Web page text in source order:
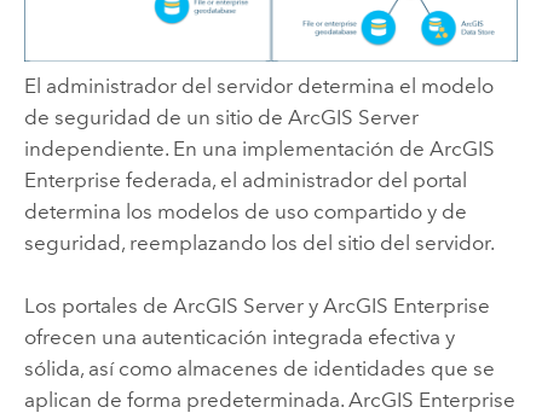
El administrador del servidor determina el modelo
de seguridad de un sitio de ArcGIS Server
independiente. En una implementación de ArcGIS
Enterprise federada, el administrador del portal
determina los modelos de uso compartido y de
seguridad, reemplazando los del sitio del servidor.
Los portales de ArcGIS Servery ArcGIS Enterprise
ofrecen una autenticación integrada efectiva y
sólida, así como almacenes de identidades que se
aplican de forma predeterminada. ArcGIS Enterprise